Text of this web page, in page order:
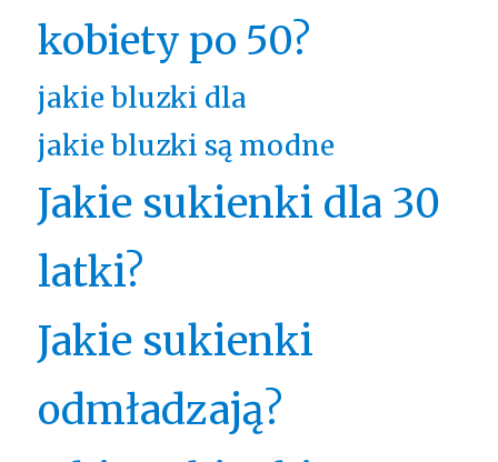
kobiety po 50?
jakie bluzki dla
jakie bluzki są modne
Jakie sukienki dla 30
latki?
Jakie sukienki
odmładzają?